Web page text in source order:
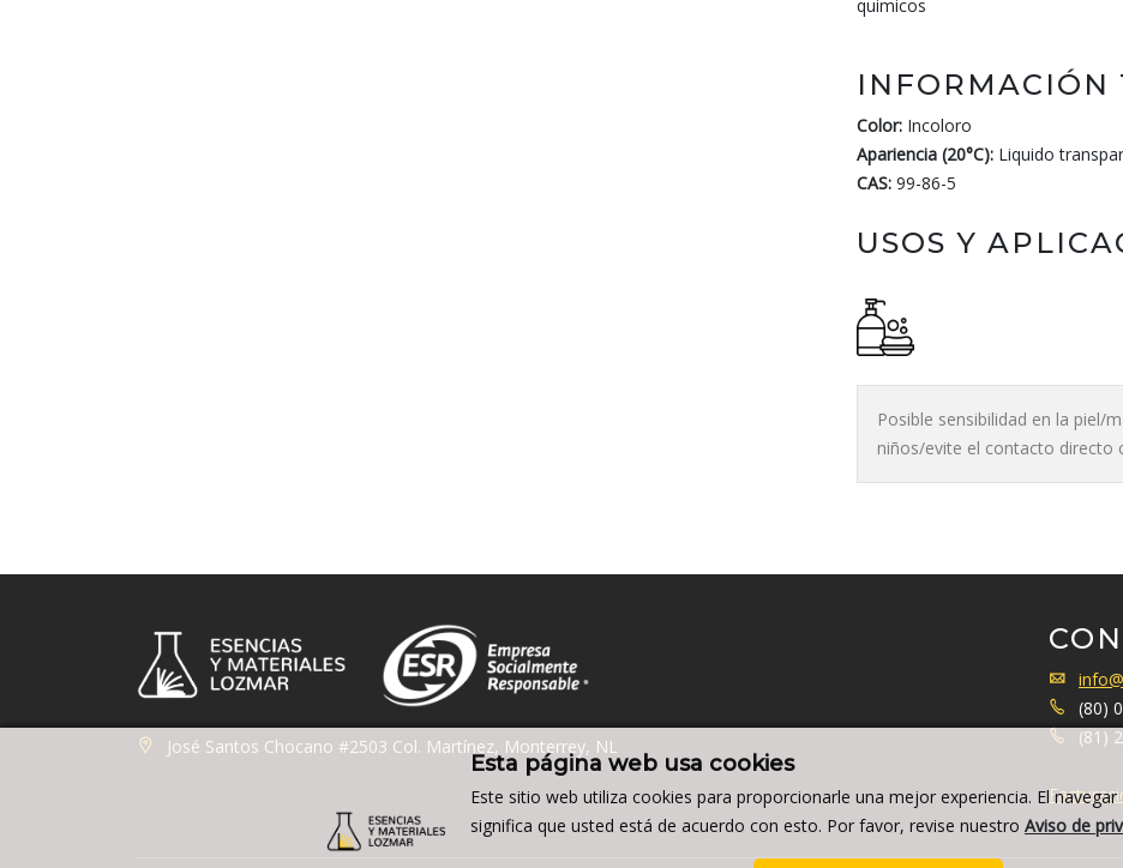
Esta página web usa cookies
Este sitio web utiliza cookies para proporcionarle una mejor experiencia. El
significa que usted está de acuerdo con esto. Por favor, revise nuestro Aviso de
quimicos
INFORMACIÓN
Color: Incoloro
Apariencia (20°C): Liquido
CAS: 99-86-5
USOS Y
Posible sensibilidad en la piel/
niños/evite el contacto directo
José Santos Chocano #2503 Col. Martínez, Monterrey, NL
(80)
(81)